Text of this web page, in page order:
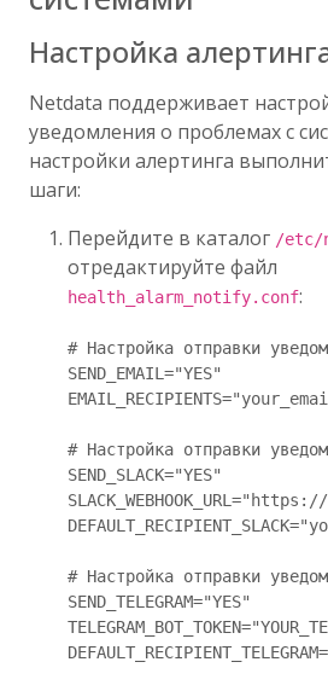
Настройка
Netdata поддерживает
уведомления о проблемах с
настройки алертинга
шаги:
Перейдите в каталог /etc/
отредактируйте файл
health_alarm_notify.conf:
# Настройка отправки
SEND_EMAIL="YES"
# Настройка отправки
SEND_SLACK="YES"
# Настройка отправки
SEND_TELEGRAM="YES"